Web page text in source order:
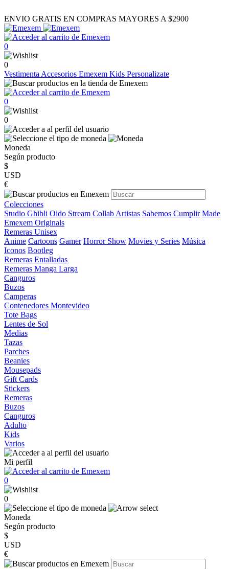
ENVIO GRATIS EN COMPRAS MAYORES A $2900
0
0
Vestimenta Accesorios Emexem Kids Personalizate
0
0
Moneda
Según producto
$
USD
€
Colecciones
Studio Ghibli Oido Stream Collab Artistas Sabemos Cumplir Made
Emexem Originals
Remeras Unisex
Anime Cartoons Gamer Horror Show Movies y Series Música
Iconos Bootleg
Remeras Entalladas
Remeras Manga Larga
Canguros
Buzos
Camperas
Contenedores Montevideo
Tote Bags
Lentes de Sol
Medias
Tazas
Parches
Beanies
Mousepads
Gift Cards
Stickers
Remeras
Buzos
Canguros
Adulto
Kids
Varios
Mi perfil
0
0
Moneda
Según producto
$
USD
€